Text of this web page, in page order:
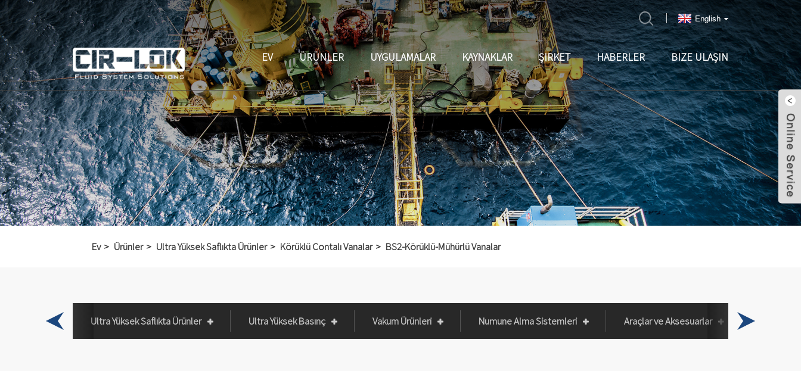
English
EV ÜRÜNLER UYGULAMALAR KAYNAKLAR ŞIRKET HABERLER BIZE ULAŞIN
Ev Ürünler Ultra Yüksek Saflıkta Ürünler Körüklü Contalı Vanalar BS2-Körüklü-Mühürlü Vanalar
Ultra Yüksek Saflıkta Ürünler Ultra Yüksek Basınç Vakum Ürünleri Numune Alma Sistemleri Araçlar ve Aksesuarlar